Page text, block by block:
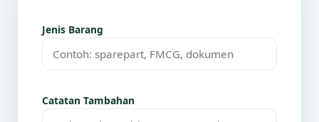
Jenis Barang
Catatan Tambahan